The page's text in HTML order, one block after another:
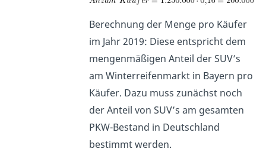
Berechnung der Menge pro Käufer
im Jahr 2019: Diese entspricht dem
mengenmäßigen Anteil der SUV’s
am Winterreifenmarkt in Bayern pro
Käufer. Dazu muss zunächst noch
der Anteil von SUV’s am gesamten
PKW-Bestand in Deutschland
bestimmt werden.